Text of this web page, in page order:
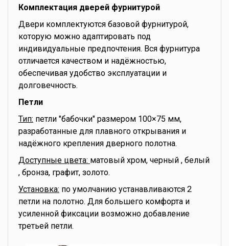
Комплектация дверей фурнитурой
Двери комплектуются базовой фурнитурой,
которую можно адаптировать под
индивидуальные предпочтения. Вся фурнитура
отличается качеством и надёжностью,
обеспечивая удобство эксплуатации и
долговечность.
Петли
Тип: петли "бабочки" размером 100×75 мм,
разработанные для плавного открывания и
надёжного крепления дверного полотна.
Доступные цвета: матовый хром, черный , белый
, бронза, графит, золото.
Установка: по умолчанию устанавливаются 2
петли на полотно. Для большего комфорта и
усиленной фиксации возможно добавление
третьей петли.